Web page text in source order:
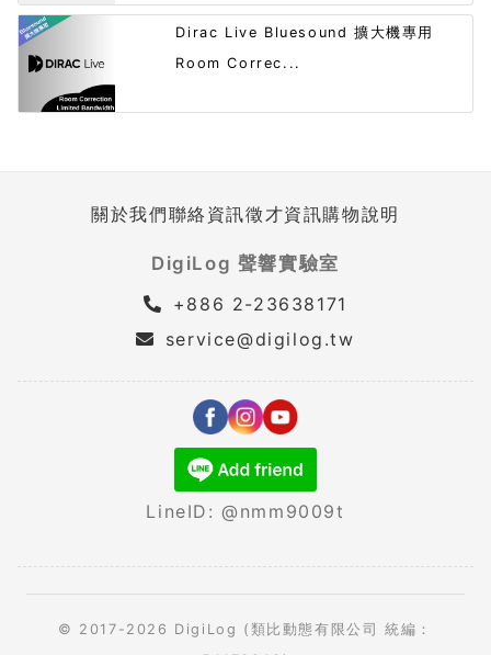
Dirac Live Bluesound 擴大機專用
Room Correc...
關於我們聯絡資訊徵才資訊購物說明
DigiLog 聲響實驗室
+886 2-23638171
service@digilog.tw
LineID: @nmm9009t
© 2017-2026 DigiLog (類比動態有限公司 統編：